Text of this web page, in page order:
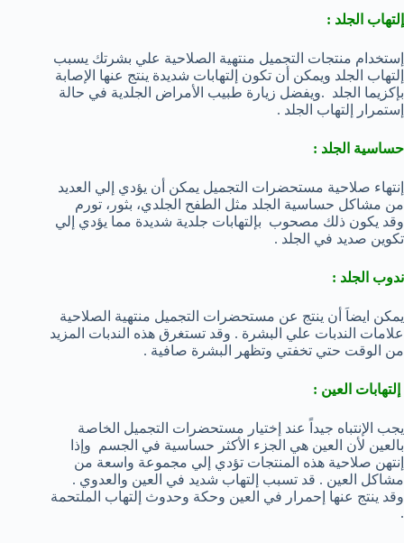
إلتهاب الجلد :
إستخدام منتجات التجميل منتهية الصلاحية علي بشرتك يسبب
إلتهاب الجلد ويمكن أن تكون إلتهابات شديدة ينتج عنها الإصابة
بإكزيما الجلد .ويفضل زيارة طبيب الأمراض الجلدية في حالة
إستمرار إلتهاب الجلد .
حساسية الجلد :
إنتهاء صلاحية مستحضرات التجميل يمكن أن يؤدي إلي العديد
من مشاكل حساسية الجلد مثل الطفح الجلدي، بثور، تورم
وقد يكون ذلك مصحوب بإلتهابات جلدية شديدة مما يؤدي إلي
تكوين صديد في الجلد .
ندوب الجلد :
يمكن ايضاَ أن ينتج عن مستحضرات التجميل منتهية الصلاحية
علامات الندبات علي البشرة . وقد تستغرق هذه الندبات المزيد
من الوقت حتي تخفتي وتظهر البشرة صافية .
إلتهابات العين :
يجب الإنتباه جيداً عند إختيار مستحضرات التجميل الخاصة
بالعين لأن العين هي الجزء الأكثر حساسية في الجسم وإذا
إنتهن صلاحية هذه المنتجات تؤدي إلي مجموعة واسعة من
مشاكل العين . قد تسبب إلتهاب شديد في العين والعدوي .
وقد ينتج عنها إحمرار في العين وحكة وحدوث إلتهاب الملتحمة
.